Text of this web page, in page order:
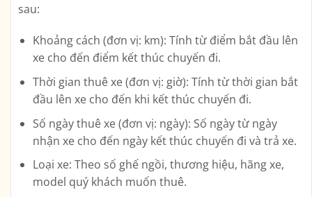
sau:
Khoảng cách (đơn vị: km): Tính từ điểm bắt đầu lên
xe cho đến điểm kết thúc chuyến đi.
Thời gian thuê xe (đơn vị: giờ): Tính từ thời gian bắt
đầu lên xe cho đến khi kết thúc chuyến đi.
Số ngày thuê xe (đơn vị: ngày): Số ngày từ ngày
nhận xe cho đến ngày kết thúc chuyến đi và trả xe.
Loại xe: Theo số ghế ngồi, thương hiệu, hãng xe,
model quý khách muốn thuê.